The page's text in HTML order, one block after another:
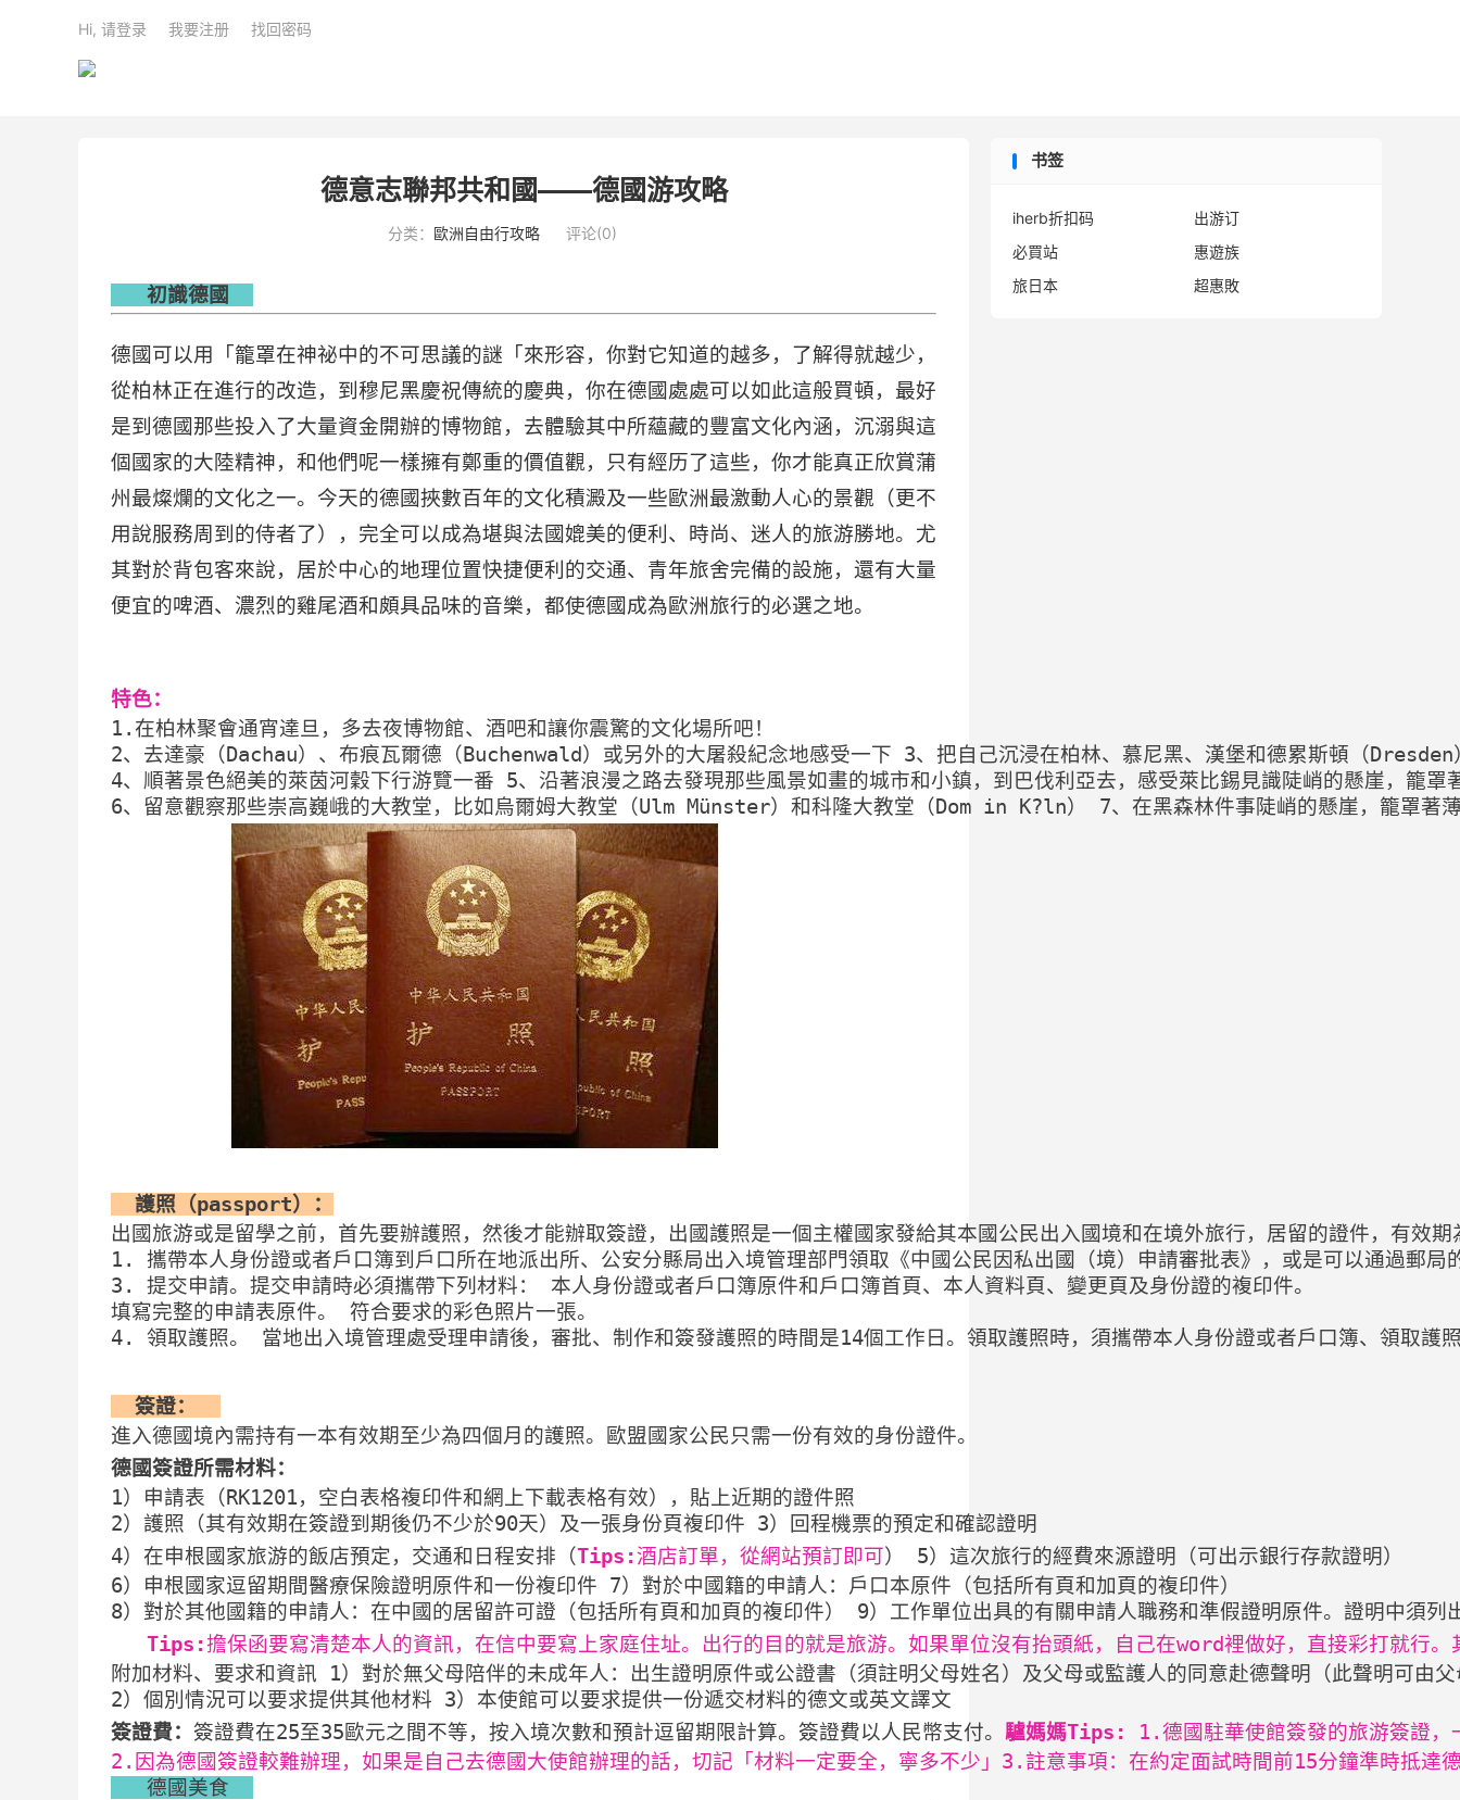
Hi, 请登录 我要注册 找回密码
德意志聯邦共和國——德國游攻略
分类： 歐洲自由行攻略 评论(0)
   初識德國
德國可以用「籠罩在神祕中的不可思議的謎「來形容，你對它知道的越多，了解得就越少，
從柏林正在進行的改造，到穆尼黑慶祝傳統的慶典，你在德國處處可以如此這般買頓，最好
是到德國那些投入了大量資金開辦的博物館，去體驗其中所蘊藏的豐富文化內涵，沉溺與這
個國家的大陸精神，和他們呢一樣擁有鄭重的價值觀，只有經历了這些，你才能真正欣賞蒲
州最燦爛的文化之一。今天的德國挾數百年的文化積澱及一些歐洲最激動人心的景觀（更不
用說服務周到的侍者了），完全可以成為堪與法國媲美的便利、時尚、迷人的旅游勝地。尤
其對於背包客來說，居於中心的地理位置快捷便利的交通、青年旅舍完備的設施，還有大量
便宜的啤酒、濃烈的雞尾酒和頗具品味的音樂，都使德國成為歐洲旅行的必選之地。
特色：
1.在柏林聚會通宵達旦，多去夜博物館、酒吧和讓你震驚的文化場所吧！
2、去達豪（Dachau）、布痕瓦爾德（Buchenwald）或另外的大屠殺紀念地感受一下 3、把自己沉浸在柏林、慕尼黑、漢堡和德累斯頓（Dresden
4、順著景色絕美的萊茵河穀下行游覽一番 5、沿著浪漫之路去發現那些風景如畫的城市和小鎮，到巴伐利亞去，感受萊比錫見識陡峭的懸崖，籠罩
6、留意觀察那些崇高巍峨的大教堂，比如烏爾姆大教堂（Ulm Münster）和科隆大教堂（Dom in K?ln） 7、在黑森林件事陡峭的懸崖，籠罩著
  護照（passport）：
出國旅游或是留學之前，首先要辦護照，然後才能辦取簽證，出國護照是一個主權國家發給其本國公民出入國境和在境外旅行，居留的證件，有效
1. 攜帶本人身份證或者戶口簿到戶口所在地派出所、公安分縣局出入境管理部門領取《中國公民因私出國（境）申請審批表》，或是可以通過
3. 提交申請。提交申請時必須攜帶下列材料： 本人身份證或者戶口簿原件和戶口簿首頁、本人資料頁、變更頁及身份證的複印件。
填寫完整的申請表原件。 符合要求的彩色照片一張。
4. 領取護照。 當地出入境管理處受理申請後，審批、制作和簽發護照的時間是14個工作日。領取護照時，須攜帶本人身份證或者戶口簿、領取護
  簽證：
進入德國境內需持有一本有效期至少為四個月的護照。
歐盟國家公民只需一份有效的身份證件。
德國簽證所需材料：
1）申請表（RK1201，空白表格複印件和網上下載表格有效），貼上近期的證件照
2）護照（其有效期在簽證到期後仍不少於90天）及一張身份頁複印件 3）回程機票的預定和確認證明
4）在申根國家旅游的飯店預定，交通和日程安排（Tips:酒店訂單，從網站預訂即可） 5）這次旅行的經費來源證明（可出示銀行存款證明）
6）申根國家逗留期間醫療保險證明原件和一份複印件 7）對於中國籍的申請人：戶口本原件（包括所有頁和加頁的複印件）
8）對於其他國籍的申請人：在中國的居留許可證（包括所有頁和加頁的複印件） 9）工作單位出具的有關申請人職務和準假證明原件。證明中須
Tips:擔保函要寫清楚本人的資訊，在信中要寫上家庭住址。出行的目的就是旅游。如果單位沒有抬頭紙，自己在word裡做好，直接彩打就行
附加材料、要求和資訊 1）對於無父母陪伴的未成年人：出生證明原件或公證書（須註明父母姓名）及父母或監護人的同意赴德聲明（此聲明可
2）個別情況可以要求提供其他材料 3）本使館可以要求提供一份遞交材料的德文或英文譯文
簽證費： 簽證費在25至35歐元之間不等，按入境次數和預計逗留期限計算。簽證費以人民幣支付。 驢媽媽Tips: 1.德國駐華使館簽發的旅游簽證
2. 因為德國簽證較難辦理，如果是自己去德國大使館辦理的話，切記「材料一定要全，寧多不少」 3.註意事項：在約定面試時間前15分鐘準時抵達
   德國美食
书签
iherb折扣码
出游订
必買站
惠遊族
旅日本
超惠敗